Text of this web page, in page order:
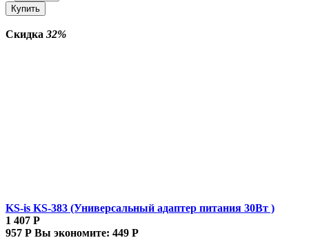
Купить
Скидка 32%
KS-is KS-383 (Универсальный адаптер питания 30Вт )
1 407 Р
957 Р Вы экономите: 449 Р